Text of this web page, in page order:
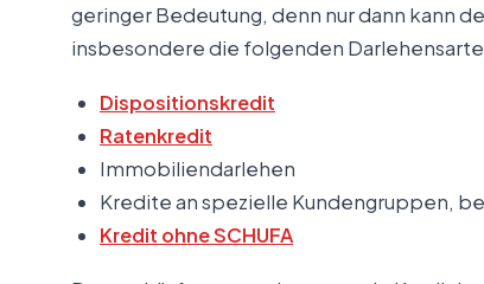
geringer Bedeutung, denn nur dann kann
insbesondere die folgenden
Dispositionskredit
Ratenkredit
Immobiliendarlehen
Kredite an spezielle Kundengruppen,
Kredit ohne SCHUFA